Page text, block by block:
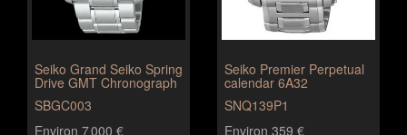
Seiko Grand Seiko Spring
Drive GMT Chronograph
SBGC003
Environ 7 000 €
Seiko Premier Perpetual
calendar 6A32
SNQ139P1
Environ 359 €